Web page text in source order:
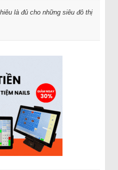
là đủ cho những siêu đô thị